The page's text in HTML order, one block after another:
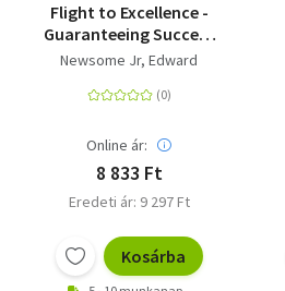
Flight to Excellence -
Guaranteeing Success
for All Students in the
Newsome Jr, Edward
Online ár:
8 833 Ft
Eredeti ár: 9 297 Ft
Kosárba